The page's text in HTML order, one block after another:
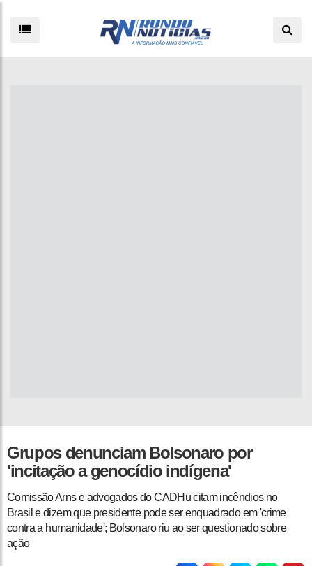
Grupos denunciam Bolsonaro por
'incitação a genocídio indígena'
Comissão Arns e advogados do CADHu citam incêndios no
Brasil e dizem que presidente pode ser enquadrado em 'crime
contra a humanidade'; Bolsonaro riu ao ser questionado sobre
ação